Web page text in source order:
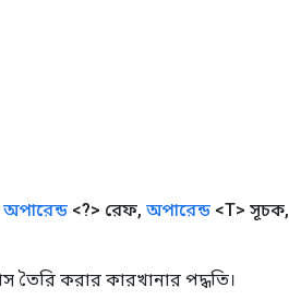
অপারেন্ড <?> রেফ, অপারেন্ড <T> সূচক,
করার কারখানার পদ্ধতি।